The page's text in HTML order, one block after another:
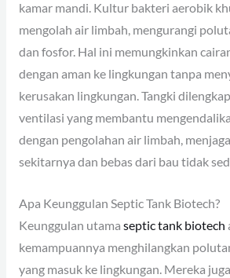
kamar mandi. Kultur bakteri aerobik
mengolah air limbah, mengurangi
dan fosfor. Hal ini memungkinkan
dengan aman ke lingkungan tanpa
kerusakan lingkungan. Tangki
ventilasi yang membantu
dengan pengolahan air limbah,
sekitarnya dan bebas dari bau tidak
Apa Keunggulan Septic Tank Biotech?
Keunggulan utama septic tank biotech
kemampuannya menghilangkan
yang masuk ke lingkungan. Mereka